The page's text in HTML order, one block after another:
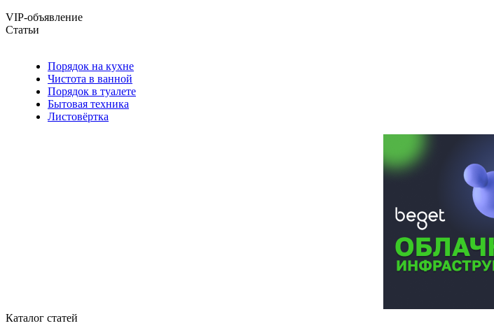
VIP-объявление
Статьи
Порядок на кухне
Чистота в ванной
Порядок в туалете
Бытовая техника
Листовёртка
Каталог статей